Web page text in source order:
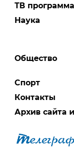
ТВ программа
Наука
Общество
Спорт
Контакты
Архив сайта